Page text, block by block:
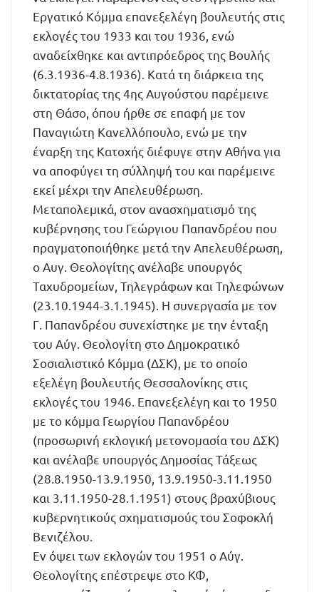
Εργατικό Κόμμα επανεξελέγη βουλευτής στις
εκλογές του 1933 και του 1936, ενώ
αναδείχθηκε και αντιπρόεδρος της Βουλής
(6.3.1936-4.8.1936). Κατά τη διάρκεια της
δικτατορίας της 4ης Αυγούστου παρέμεινε
στη Θάσο, όπου ήρθε σε επαφή με τον
Παναγιώτη Κανελλόπουλο, ενώ με την
έναρξη της Κατοχής διέφυγε στην Αθήνα για
να αποφύγει τη σύλληψή του και παρέμεινε
εκεί μέχρι την Απελευθέρωση.
Μεταπολεμικά, στον ανασχηματισμό της
κυβέρνησης του Γεώργιου Παπανδρέου που
πραγματοποιήθηκε μετά την Απελευθέρωση,
ο Αυγ. Θεολογίτης ανέλαβε υπουργός
Ταχυδρομείων, Τηλεγράφων και Τηλεφώνων
(23.10.1944-3.1.1945). Η συνεργασία με τον
Γ. Παπανδρέου συνεχίστηκε με την ένταξη
του Αύγ. Θεολογίτη στο Δημοκρατικό
Σοσιαλιστικό Κόμμα (ΔΣΚ), με το οποίο
εξελέγη βουλευτής Θεσσαλονίκης στις
εκλογές του 1946. Επανεξελέγη και το 1950
με το κόμμα Γεωργίου Παπανδρέου
(προσωρινή εκλογική μετονομασία του ΔΣΚ)
και ανέλαβε υπουργός Δημοσίας Τάξεως
(28.8.1950-13.9.1950, 13.9.1950-3.11.1950
και 3.11.1950-28.1.1951) στους βραχύβιους
κυβερνητικούς σχηματισμούς του Σοφοκλή
Βενιζέλου.
Εν όψει των εκλογών του 1951 ο Αύγ.
Θεολογίτης επέστρεψε στο ΚΦ,